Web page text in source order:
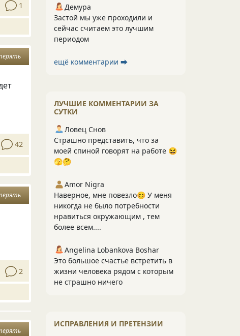
1
42
2
Демура
Застой мы уже проходили и
сейчас считаем это лучшим
периодом
ещё комментарии ⮕
ЛУЧШИЕ КОММЕНТАРИИ ЗА
СУТКИ
Ловец Снов
Страшно представить, что за
моей спиной говорят на работе 😆
🫣🤔
Amor Nigra
Наверное, мне повезло😊 У меня
никогда не было потребности
нравиться окружающим , тем
более всем....
Angelina Lobankova Boshar
Это большое счастье встретить в
жизни человека рядом с которым
не страшно ничего
ИСПРАВЛЕНИЯ И ПРЕТЕНЗИИ